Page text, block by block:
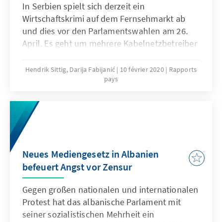
In Serbien spielt sich derzeit ein
Wirtschaftskrimi auf dem Fernsehmarkt ab
und dies vor den Parlamentswahlen am 26.
April. Es geht um mehrere Kabelnetzbetreiber
(Muttergesellschaft: „United Group“) zu der
auch der Fernsehsender N1 gehört – eines der
über die Regierung kritisch berichtet. Bereits
im Dezember vergangenen Jahres hatte der
staatliche Kabelanbieter „Pošta Net“ die
seinem Angebot genommen, da sich beide
nicht auf eine Vertragsverlängerung einigen
konnten. Dadurch konnte auch N1 von
zahlreichen Haushalten nicht mehr
empfangen werden. Seit Mitte Januar sind
davon nun noch mehr Zuschauer betroffen,
Hendrik Sittig, Darija Fabijanić 10 février 2020
Rapports
pays
Neues Mediengesetz in Albanien
befeuert Angst vor Zensur
Gegen großen nationalen und internationalen
Protest hat das albanische Parlament mit
seiner sozialistischen Mehrheit ein